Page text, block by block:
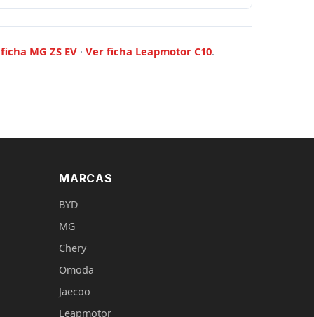
MG ZS EV· Ver ficha Leapmotor C10.
MARCAS
BYD
MG
Chery
Omoda
Jaecoo
Leapmotor